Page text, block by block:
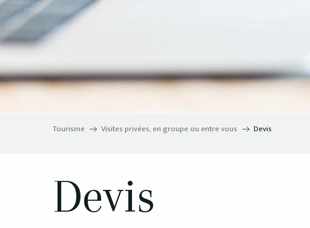
Tourisme Visites privées, en groupe ou entre vous Devis
Devis